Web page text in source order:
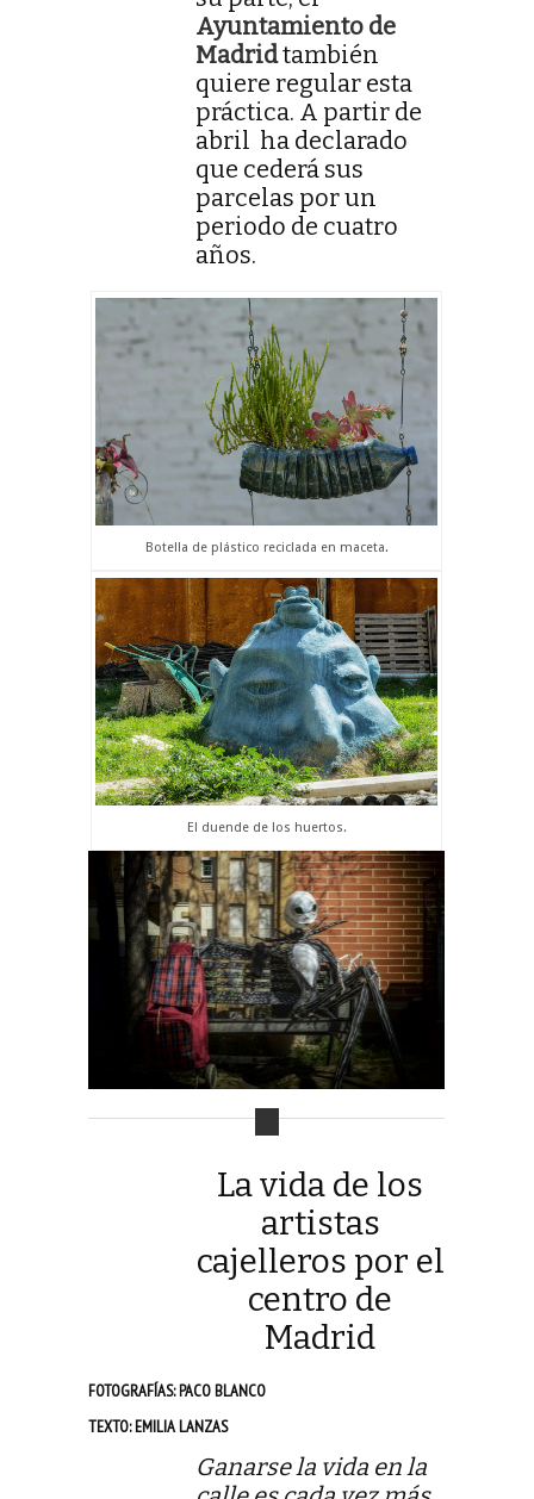
Ayuntamiento de
Madridtambién
quiere regular esta
práctica. A partir de
abril ha declarado
que cederá sus
parcelas por un
periodo de cuatro
años.
Botella de plástico reciclada en maceta.
El duende de los huertos.
La vida de los
artistas
cajelleros por el
centro de
Madrid
FOTOGRAFÍAS: PACO BLANCO
TEXTO: EMILIA LANZAS
Ganarse la vida en la